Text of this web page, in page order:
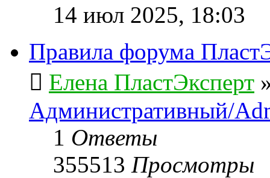
14 июл 2025, 18:03
Правила форума
Елена ПластЭксперт
Административный/
1 Ответы
355513 Просмотры